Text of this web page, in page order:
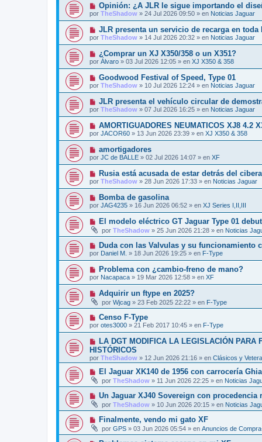
o
m
e
n
s
a
e
N
u
e
o
m
e
s
a
e
Opinión: ¿A JLR le sigue importando el
por TheShadow » 24 Jul 2026 09:50 » en Noticias Jaguar
N
u
e
o
m
e
n
s
a
e
JLR presenta un servicio de recarga en toda
por TheShadow » 14 Jul 2026 20:32 » en Noticias Jaguar
N
u
e
o
m
e
n
s
a
e
¿Comprar un XJ X350/358 o un X351?
por Álvaro » 03 Jul 2026 12:05 » en XJ X350 & 358
N
u
e
o
m
e
n
s
a
e
Goodwood Festival of Speed, Type 01
por TheShadow » 10 Jul 2026 12:24 » en Noticias Jaguar
N
u
e
o
m
e
n
s
a
e
JLR presenta el vehículo circular de
por TheShadow » 07 Jul 2026 16:25 » en Noticias Jaguar
N
u
e
o
m
e
s
a
e
AMORTIGUADORES NEUMATICOS XJ8 4.2
por JACOR60 » 13 Jun 2026 23:39 » en XJ X350 & 358
N
u
e
v
o
m
e
s
a
e
amortigadores
por JC de BALLE » 02 Jul 2026 14:07 » en XF
N
u
e
v
o
m
e
s
a
e
Rusia está acusada de estar detrás del
por TheShadow » 28 Jun 2026 17:33 » en Noticias Jaguar
N
u
e
v
o
m
e
s
a
e
Bomba de gasolina
por JAG4235 » 16 Jun 2026 06:52 » en XJ Series I,II,III
N
e
v
o
m
e
s
a
e
El modelo eléctrico GT Jaguar Type 01
por TheShadow » 25 Jun 2026 21:28 » en Noticias
N
u
e
v
o
m
e
n
s
a
e
Duda con las Valvulas y su funcionamiento
por Daniel M. » 18 Jun 2026 19:25 » en F-Type
N
u
e
o
m
e
n
s
a
e
Problema con ¿cambio-freno de mano?
por Nacapaca » 19 Mar 2026 12:58 » en XF
N
e
o
m
e
s
a
j
e
Adquirir un ftype en 2025?
por Wjcag » 23 Feb 2025 22:22 » en F-Type
N
u
e
v
o
m
e
n
a
j
e
Censo F-Type
por otes3000 » 21 Feb 2017 10:45 » en F-Type
N
u
e
v
o
m
e
n
s
a
j
e
LA DGT MODIFICA LA LEGISLACIÓN PARA
HISTÓRICOS
por TheShadow » 12 Jun 2026 21:16 » en Clásicos y
N
e
v
o
m
e
s
a
El Jaguar XK140 de 1956 con carrocería
por TheShadow » 11 Jun 2026 22:25 » en Noticias
N
e
v
o
m
e
Un Jaguar XJ40 Sovereign con procedencia
por TheShadow » 10 Jun 2026 20:15 » en Noticias
N
e
v
Finalmente, vendo mi gato XF
por GPS » 03 Jun 2026 05:54 » en Anuncios de